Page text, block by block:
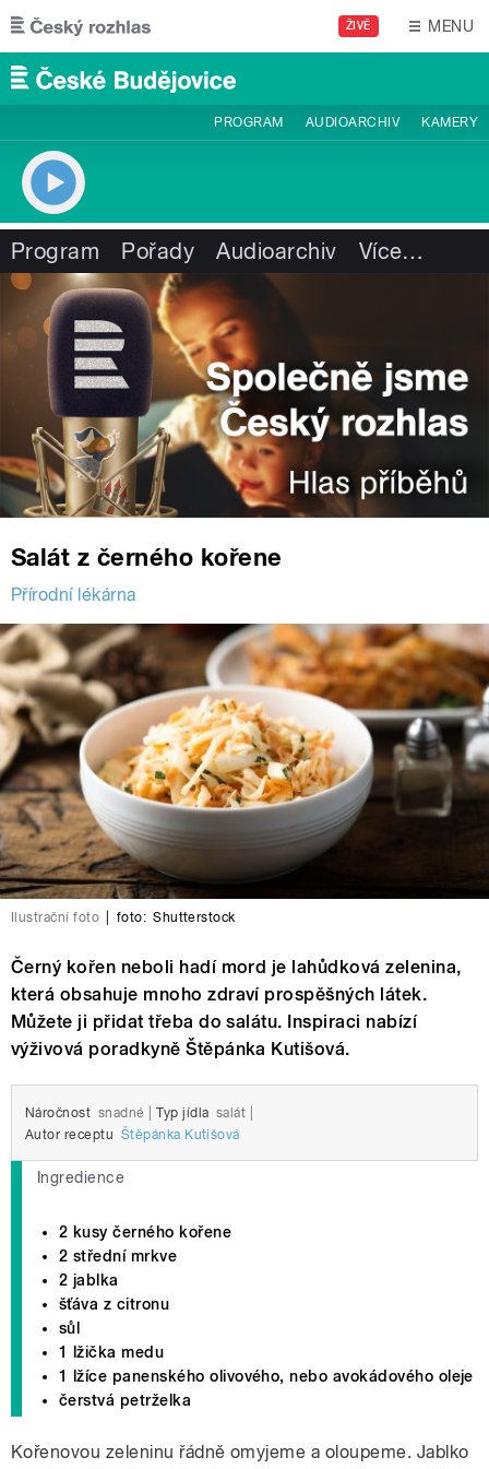
Přejít k hlavnímu obsahu
ŽIVĚ MENU
PROGRAM AUDIOARCHIV KAMERY
Program Pořady Audioarchiv Více…
Salát z černého kořene
Přírodní lékárna
Ilustrační foto foto: Shutterstock
Černý kořen neboli hadí mord je lahůdková zelenina,
která obsahuje mnoho zdraví prospěšných látek.
Můžete ji přidat třeba do salátu. Inspiraci nabízí
výživová poradkyně Štěpánka Kutišová.
Náročnost snadné Typ jídla salát
Autor receptu Štěpánka Kutišová
Ingredience
2 kusy černého kořene
2 střední mrkve
2 jablka
šťáva z citronu
sůl
1 lžička medu
1 lžíce panenského olivového, nebo avokádového oleje
čerstvá petrželka
Kořenovou zeleninu řádně omyjeme a oloupeme. Jablko